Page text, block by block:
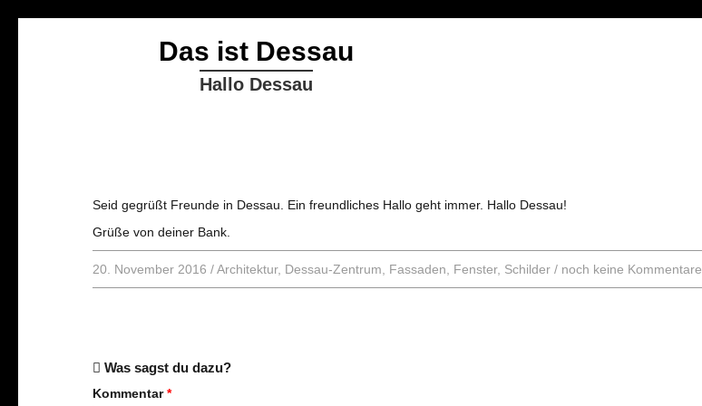
Das ist Dessau
Hallo Dessau
Seid gegrüßt Freunde in Dessau. Ein freundliches Hallo geht immer. Hallo Dessau!
Grüße von deiner Bank.
20. November 2016 /Architektur, Dessau-Zentrum Fassaden Fenster, Schilder / noch keine Kommentare
Was sagst du dazu?
Kommentar*